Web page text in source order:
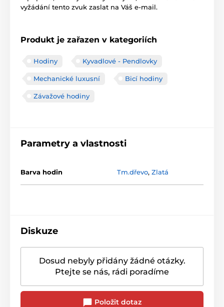
vyžádání tento zvuk zaslat na Váš e-mail.
Produkt je zařazen v kategoriích
Hodiny Kyvadlové - Pendlovky
Mechanické luxusní Bicí hodiny
Závažové hodiny
Parametry a vlastnosti
Barva hodin Tm.dřevo, Zlatá
Diskuze
Dosud nebyly přidány žádné otázky.
Ptejte se nás, rádi poradíme
Položit dotaz